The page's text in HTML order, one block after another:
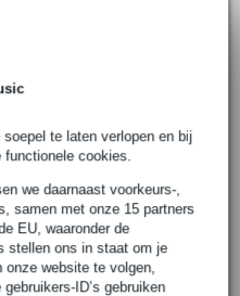
te laten verlopen en bij
cookies.
we daarnaast voorkeurs-,
samen met onze 15 partners
EU, waaronder de
stellen ons in staat om je
website te volgen,
ID’s gebruiken